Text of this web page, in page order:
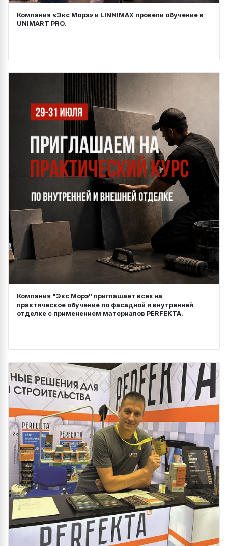
Компания «Экс Морэ» и LINNIMAX провели обучение в
UNIMART PRO.
Компания "Экс Морэ" приглашает всех на
практическое обучение по фасадной и внутренней
отделке с применением материалов PERFEKTA.